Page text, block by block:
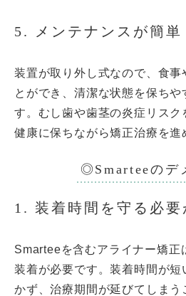
5. メンテナンスが簡単
装置が取り外し式なので、食事
とができ、清潔な状態を保ち
す。むし歯や歯茎の炎症リスク
健康に保ちながら矯正治療を進
◎Smarteeのデ
1. 装着時間を守る必要
Smarteeを含むアライナー矯正
装着が必要です。装着時間が短
かず、治療期間が延びてしまう